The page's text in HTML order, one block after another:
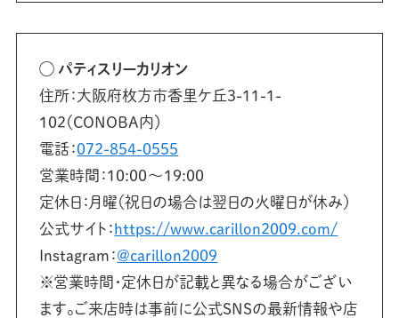
◯ パティスリーカリオン
住所：大阪府枚方市香里ケ丘3-11-1-
102（CONOBA内）
電話：072-854-0555
営業時間：10:00〜19:00
定休日：月曜（祝日の場合は翌日の火曜日が休み）
公式サイト：https://www.carillon2009.com/
Instagram：@carillon2009
※営業時間・定休日が記載と異なる場合がござい
ます。ご来店時は事前に公式SNSの最新情報や店